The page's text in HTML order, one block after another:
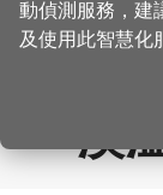
區
溪
動偵測服務，建
及使用此智慧化